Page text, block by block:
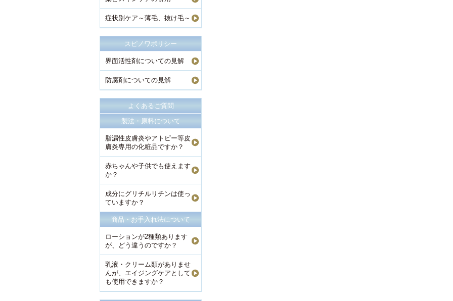
症状別ケア～薄毛、抜け毛～
スピノワポリシー
界面活性剤についての見解
防腐剤についての見解
よくあるご質問
製法・原料について
脂漏性皮膚炎やアトピー等皮
膚炎専用の化粧品ですか？
赤ちゃんや子供でも使えます
か？
成分にグリチルリチンは使っ
ていますか？
商品・お手入れ法について
ローションが2種類あります
が、どう違うのですか？
乳液・クリーム類がありませ
んが、エイジングケアとして
も使用できますか？